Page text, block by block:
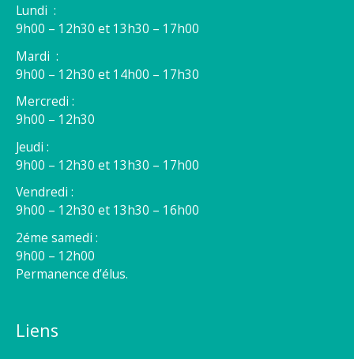
Lundi :
9h00 – 12h30 et 13h30 – 17h00
Mardi :
9h00 – 12h30 et 14h00 – 17h30
Mercredi :
9h00 – 12h30
Jeudi :
9h00 – 12h30 et 13h30 – 17h00
Vendredi :
9h00 – 12h30 et 13h30 – 16h00
2éme samedi :
9h00 – 12h00
Permanence d’élus.
Liens